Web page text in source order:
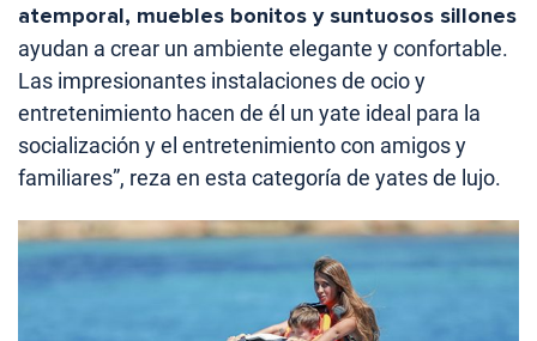
atemporal, muebles bonitos y suntuosos sillones
ayudan a crear un ambiente elegante y confortable.
Las impresionantes instalaciones de ocio y
entretenimiento hacen de él un yate ideal para la
socialización y el entretenimiento con amigos y
familiares”, reza en esta categoría de yates de lujo.